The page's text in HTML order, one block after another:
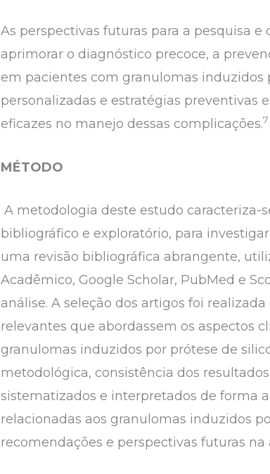
As perspectivas futuras para a pesquisa
aprimorar o diagnóstico precoce, a
em pacientes com granulomas induzidos
personalizadas e estratégias preventivas
eficazes no manejo dessas complicações.7
MÉTODO
A metodologia deste estudo caracteriza-
bibliográfico e exploratório, para
uma revisão bibliográfica abrangente,
Acadêmico, Google Scholar, PubMed e
análise. A seleção dos artigos foi
relevantes que abordassem os aspectos
granulomas induzidos por prótese de
metodológica, consistência dos
sistematizados e interpretados de forma
relacionadas aos granulomas induzidos
recomendações e perspectivas futuras na